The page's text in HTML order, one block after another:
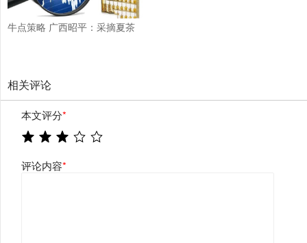
牛点策略 广西昭平：采摘夏茶
相关评论
本文评分*
评论内容*